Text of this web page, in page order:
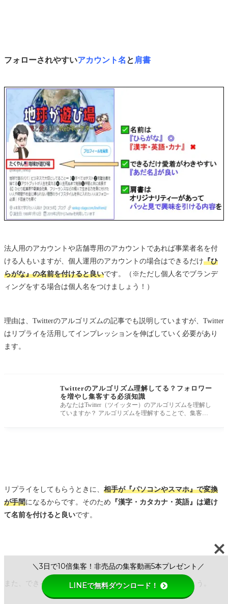
フォローされやすいアカウント名 と 肩書
法人用のアカウントや店舗専用のアカウントであれば事業者名を付
ける人もいますが、個人運用のアカウントの場合はできるだけ『ひ
らがな』の名前を付けると良いです。（※ただし個人名でブランデ
ィングをする場合は個人名をつけましょう！）
理由は、Twitterのアルゴリズムの記事でも説明していますが、Twitter
はリプライを活用してインプレッションを伸ばしていく必要があり
ます。
Twitterのアルゴリズム理解してる？フォロワー
を増やし集客する必須知識
あなたはTwitter（ツイッター）のアルゴリズムを理解し
ていますか？ アルゴリズムを理解することで、集客や
リプライをしてもらうときに、 相手が『パソコンやスマホ』で変換
が手間になるからです。そのため 『漢字・カタカナ・英語』は避け
て名前を付けると良いです。
また、できるだけ愛着が出やすい『あだ名』 を選択しましょう。
＼3日で10倍集客！非売品の集客動画5本プレゼント／
LINEで無料ダウンロード！